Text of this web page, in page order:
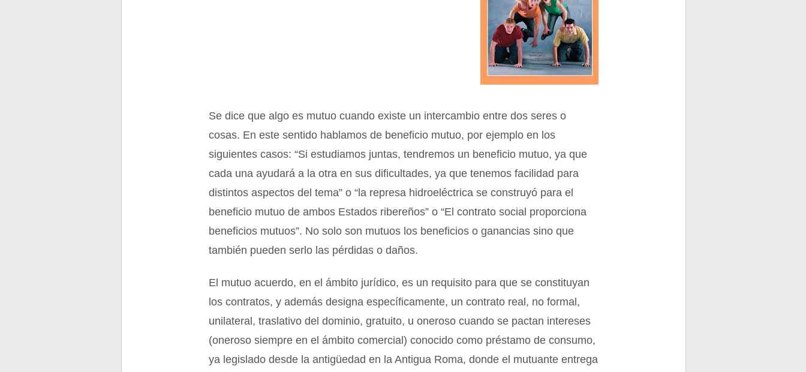
Se dice que algo es mutuo cuando existe un intercambio entre dos seres o
cosas. En este sentido hablamos de beneficio mutuo, por ejemplo en los
siguientes casos: “Si estudiamos juntas, tendremos un beneficio mutuo, ya que
cada una ayudará a la otra en sus dificultades, ya que tenemos facilidad para
distintos aspectos del tema” o “la represa hidroeléctrica se construyó para el
beneficio mutuo de ambos Estados ribereños” o “El contrato social proporciona
beneficios mutuos”. No solo son mutuos los beneficios o ganancias sino que
también pueden serlo las pérdidas o daños.
El mutuo acuerdo, en el ámbito jurídico, es un requisito para que se constituyan
los contratos, y además designa específicamente, un contrato real, no formal,
unilateral, traslativo del dominio, gratuito, u oneroso cuando se pactan intereses
(oneroso siempre en el ámbito comercial) conocido como préstamo de consumo,
ya legislado desde la antigüedad en la Antigua Roma, donde el mutuante entrega